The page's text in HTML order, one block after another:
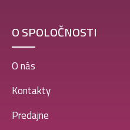
O SPOLOČNOSTI
O nás
Kontakty
Predajne